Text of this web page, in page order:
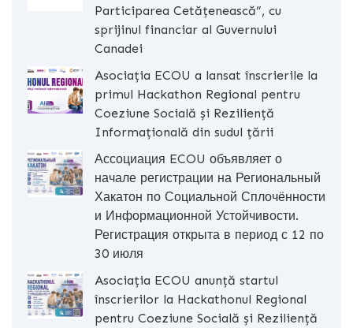
Participarea Cetățenească”, cu
sprijinul financiar al Guvernului
Canadei
Asociația ECOU a lansat înscrierile la
primul Hackathon Regional pentru
Coeziune Socială și Reziliență
Informațională din sudul țării
Ассоциация ECOU объявляет о
начале регистрации на Региональный
Хакатон по Социальной Сплочённости
и Информационной Устойчивости.
Регистрация открыта в период с 12 по
30 июля
Asociația ECOU anunță startul
înscrierilor la Hackathonul Regional
pentru Coeziune Socială și Reziliență